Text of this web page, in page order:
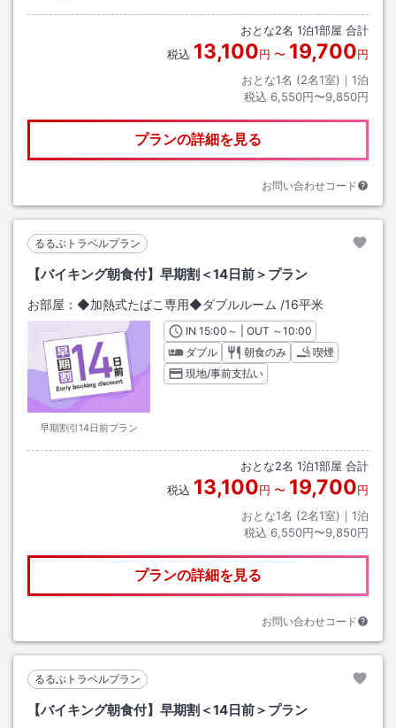
おとな2名 1泊1部屋 合計
税込 13,100円 〜 19,700円
おとな1名 (2名1室)｜ 1泊
税込 6,550円〜9,850円
プランの詳細を見る
お問い合わせコード
るるぶトラベルプラン
【バイキング朝食付】早期割＜14日前＞プラン
お部屋： ◆加熱式たばこ専用◆ダブルルーム /16平米
早期割引14日前プラン
INチェックイン
15:00 ～ | OUT チェックアウト
～10:00
ダブル
朝食のみ
喫煙
現地/事前支払い
おとな2名 1泊1部屋 合計
税込 13,100円 〜 19,700円
おとな1名 (2名1室)｜ 1泊
税込 6,550円〜9,850円
プランの詳細を見る
お問い合わせコード
るるぶトラベルプラン
【バイキング朝食付】早期割＜14日前＞プラン